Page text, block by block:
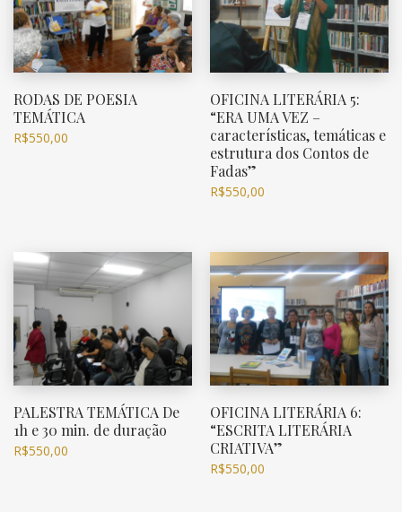
RODAS DE POESIA
TEMÁTICA
R$550,00
OFICINA LITERÁRIA 5:
“ERA UMA VEZ –
características, temáticas e
estrutura dos Contos de
Fadas”
R$550,00
PALESTRA TEMÁTICA De
1h e 30 min. de duração
R$550,00
OFICINA LITERÁRIA 6:
“ESCRITA LITERÁRIA
CRIATIVA”
R$550,00